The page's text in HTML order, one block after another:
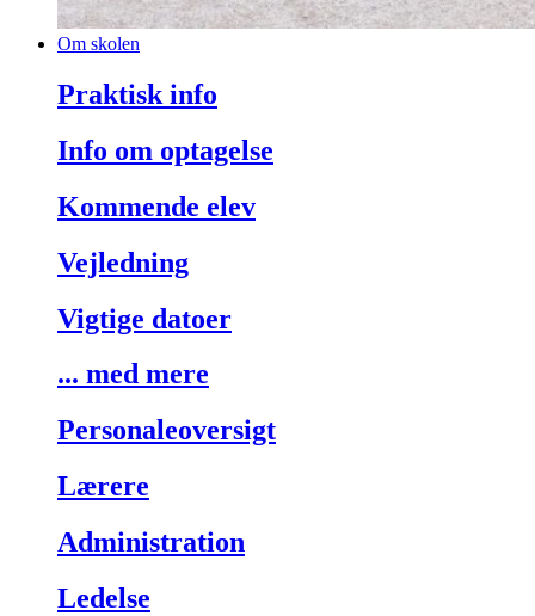
Om skolen
Praktisk info
Info om optagelse
Kommende elev
Vejledning
Vigtige datoer
... med mere
Personaleoversigt
Lærere
Administration
Ledelse